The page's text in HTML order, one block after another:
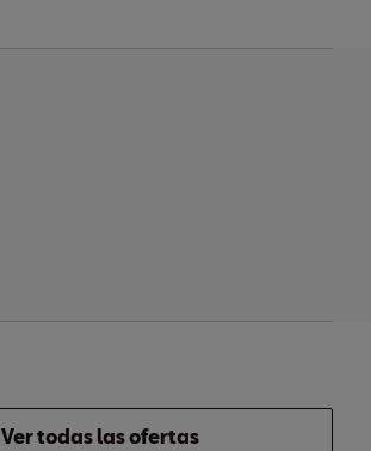
Ver todas las ofertas